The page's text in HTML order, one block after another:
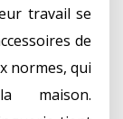
travail se
de
normes, qui
maison.